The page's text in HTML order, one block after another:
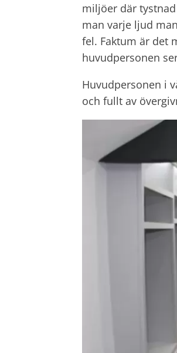
miljöer där
man varje ljud
fel. Faktum är det
huvudpersonen
Huvudpersonen i
och fullt av